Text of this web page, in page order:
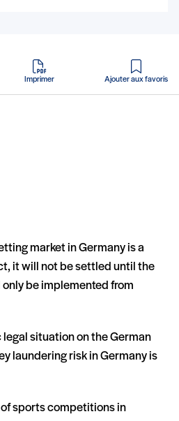
Imprimer
en PDF
Ajouter aux favoris
market in Germany is a
it will not be settled until the
be implemented from
situation on the German
laundering risk in Germany is
sports competitions in